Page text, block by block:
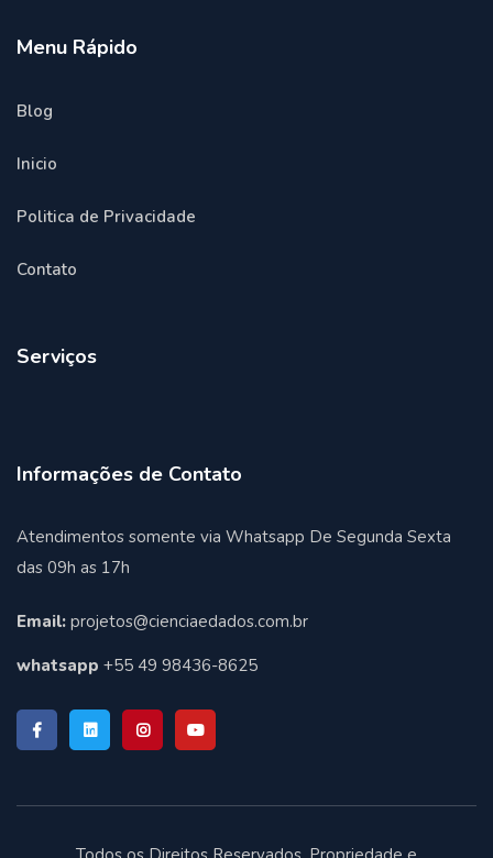
Menu Rápido
Blog
Inicio
Politica de Privacidade
Contato
Serviços
Informações de Contato
Atendimentos somente via Whatsapp De Segunda Sexta
das 09h as 17h
Email: projetos@cienciaedados.com.br
whatsapp +55 49 98436-8625